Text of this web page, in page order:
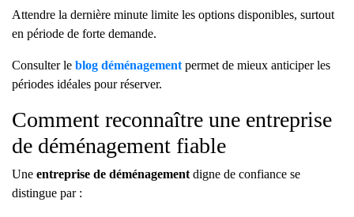
Attendre la dernière minute limite les options disponibles, surtout
en période de forte demande.
Consulter le blog déménagement permet de mieux anticiper les
périodes idéales pour réserver.
Comment reconnaître une entreprise
de déménagement fiable
Une entreprise de déménagement digne de confiance se
distingue par :